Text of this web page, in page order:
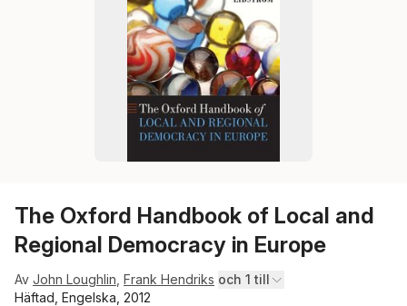
The Oxford Handbook of Local and
Regional Democracy in Europe
Av John Loughlin Frank Hendriks och 1 till
Häftad, Engelska, 2012